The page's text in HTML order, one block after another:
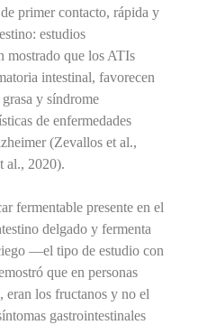
primer contacto, rápida y
estudios
mostrado que los ATIs
intestinal, favorecen
y síndrome
de enfermedades
(Zevallos et al.,
al., 2020).
fermentable presente en el
delgado y fermenta
—el tipo de estudio con
que en personas
eran los fructanos y no el
gastrointestinales